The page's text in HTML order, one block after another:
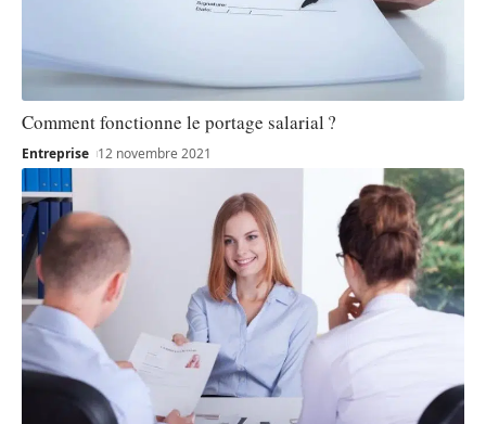
Comment fonctionne le portage salarial ?
Entreprise 12 novembre 2021